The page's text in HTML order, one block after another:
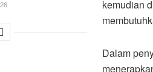
kemudian
Dalam